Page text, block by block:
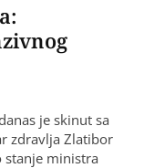
je skinut sa
zdravlja Zlatibor
stanje ministra